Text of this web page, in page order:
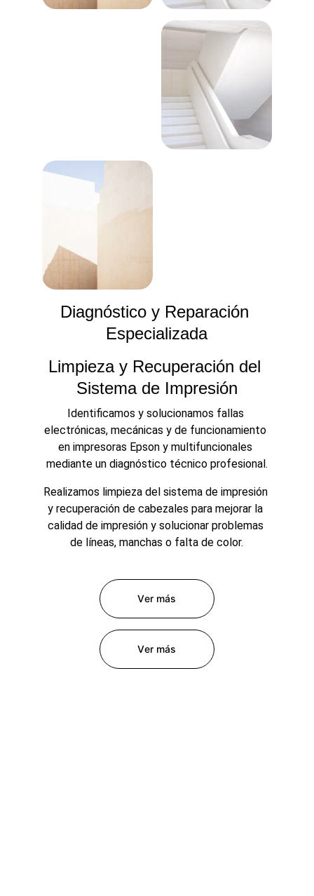
Diagnóstico y Reparación
Especializada
Identificamos y solucionamos fallas
electrónicas, mecánicas y de funcionamiento
en impresoras Epson y multifuncionales
mediante un diagnóstico técnico profesional.
Ver más
Limpieza y Recuperación del
Sistema de Impresión
Realizamos limpieza del sistema de impresión
y recuperación de cabezales para mejorar la
calidad de impresión y solucionar problemas
de líneas, manchas o falta de color.
Ver más